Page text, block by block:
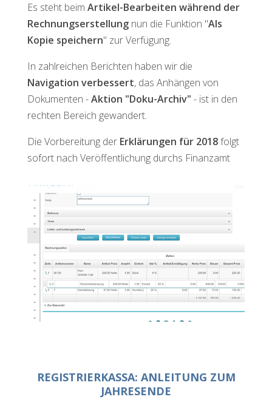
Es steht beim Artikel-Bearbeiten während der
Rechnungserstellung nun die Funktion "Als
Kopie speichern" zur Verfügung.
In zahlreichen Berichten haben wir die
Navigation verbessert, das Anhängen von
Dokumenten -Aktion "Doku-Archiv" - ist in den
rechten Bereich gewandert.
Die Vorbereitung der Erklärungen für 2018folgt
sofort nach Veröffentlichung durchs Finanzamt
REGISTRIERKASSA: ANLEITUNG ZUM
JAHRESENDE